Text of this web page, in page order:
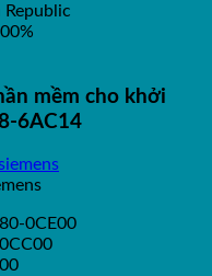
Republic
mềm cho khởi
6AC14
0CE00